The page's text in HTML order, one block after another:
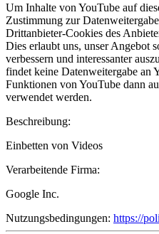
Um Inhalte von YouTube auf
Zustimmung zur
Drittanbieter-Cookies des
Dies erlaubt uns, unser Angebot
verbessern und interessanter
findet keine Datenweitergabe an
Funktionen von YouTube dann
verwendet werden.
Beschreibung:
Einbetten von Videos
Verarbeitende Firma:
Google Inc.
Nutzungsbedingungen: https://